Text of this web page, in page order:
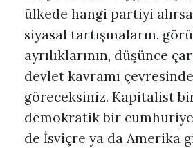
ülkede hangi partiyi
siyasal tartışmaların,
ayrılıklarının, düşünce
devlet kavramı
göreceksiniz. Kapitalist
demokratik bir
de İsviçre ya da Amerika